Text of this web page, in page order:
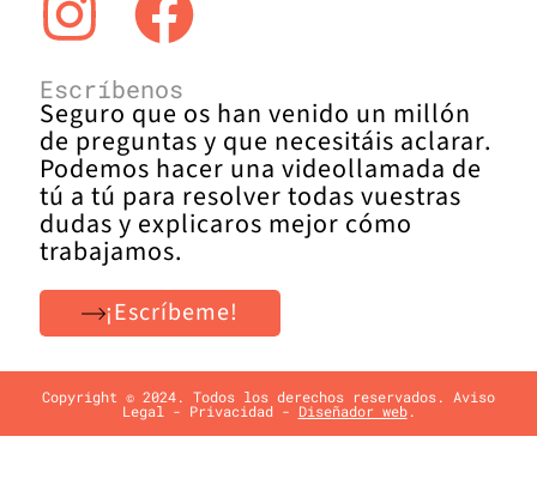
Escríbenos
Seguro que os han venido un millón
de preguntas y que necesitáis aclarar.
Podemos hacer una videollamada de
tú a tú para resolver todas vuestras
dudas y explicaros mejor cómo
trabajamos.
¡Escríbeme!
Copyright © 2024. Todos los derechos reservados. Aviso
Legal - Privacidad- Diseñador web.